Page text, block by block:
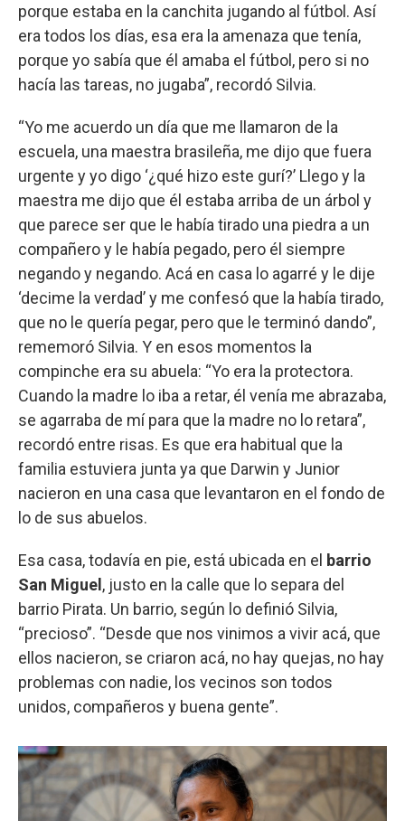
porque estaba en la canchita jugando al fútbol. Así
era todos los días, esa era la amenaza que tenía,
porque yo sabía que él amaba el fútbol, pero si no
hacía las tareas, no jugaba”, recordó Silvia.
“Yo me acuerdo un día que me llamaron de la
escuela, una maestra brasileña, me dijo que fuera
urgente y yo digo ‘¿qué hizo este gurí?’ Llego y la
maestra me dijo que él estaba arriba de un árbol y
que parece ser que le había tirado una piedra a un
compañero y le había pegado, pero él siempre
negando y negando. Acá en casa lo agarré y le dije
‘decime la verdad’ y me confesó que la había tirado,
que no le quería pegar, pero que le terminó dando”,
rememoró Silvia. Y en esos momentos la
compinche era su abuela: “Yo era la protectora.
Cuando la madre lo iba a retar, él venía me abrazaba,
se agarraba de mí para que la madre no lo retara”,
recordó entre risas. Es que era habitual que la
familia estuviera junta ya que Darwin y Junior
nacieron en una casa que levantaron en el fondo de
lo de sus abuelos.
Esa casa, todavía en pie, está ubicada en el barrio
San Miguel , justo en la calle que lo separa del
barrio Pirata. Un barrio, según lo definió Silvia,
“precioso”. “Desde que nos vinimos a vivir acá, que
ellos nacieron, se criaron acá, no hay quejas, no hay
problemas con nadie, los vecinos son todos
unidos, compañeros y buena gente”.